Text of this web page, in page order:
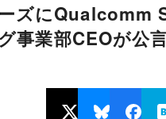
ズにQualcomm
事業部CEOが公